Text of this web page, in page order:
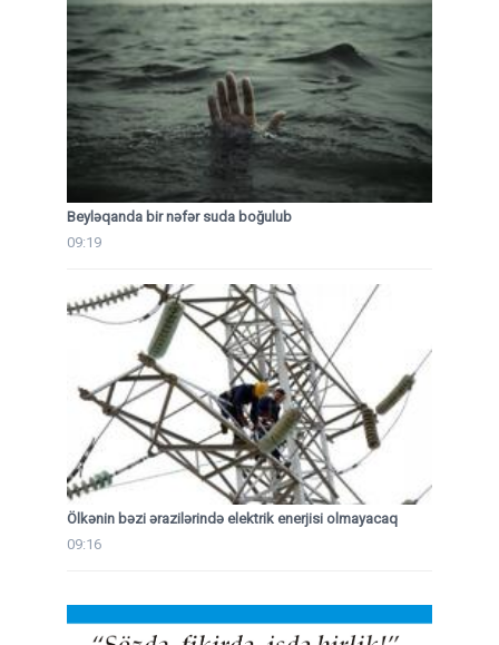
Beyləqanda bir nəfər suda boğulub
09:19
Ölkənin bəzi ərazilərində elektrik enerjisi olmayacaq
09:16